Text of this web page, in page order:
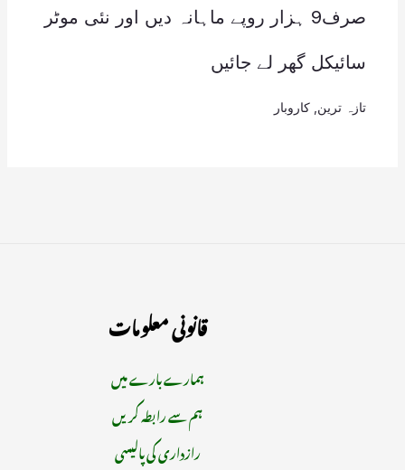
صرف9 ہزار روپے ماہانہ دیں اور نئی موٹر
سائیکل گھر لے جائیں
تازہ ترین کاروبار
قانونی معلومات
ہمارے بارے میں
ہم سے رابطہ کریں
رازداری کی پالیسی